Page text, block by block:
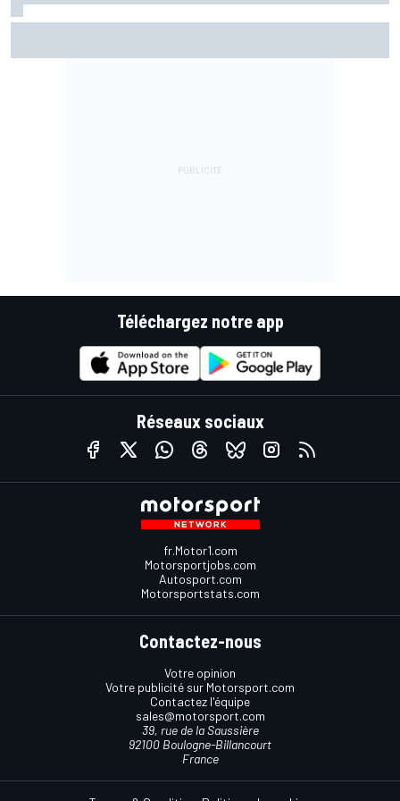
Téléchargez notre app
Réseaux sociaux
fr.Motor1.com
Motorsportjobs.com
Autosport.com
Motorsportstats.com
Contactez-nous
Votre opinion
Votre publicité sur Motorsport.com
Contactez l'équipe
sales@motorsport.com
39, rue de la Saussière
92100 Boulogne-Billancourt
France